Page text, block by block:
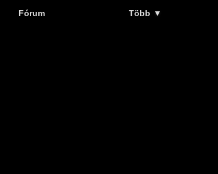
Fórum Több ▼